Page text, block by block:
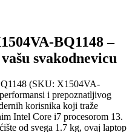
BQ1148 –
svakodnevicu
(SKU: X1504VA-
i prepoznatljivog
korisnika koji traže
Intel Core i7 procesorom 13.
od svega 1.7 kg, ovaj laptop